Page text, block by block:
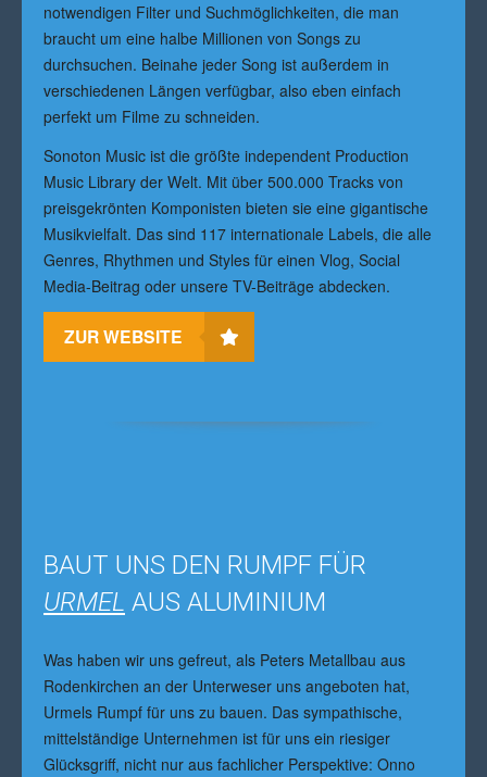
notwendigen Filter und Suchmöglichkeiten, die man
braucht um eine halbe Millionen von Songs zu
durchsuchen. Beinahe jeder Song ist außerdem in
verschiedenen Längen verfügbar, also eben einfach
perfekt um Filme zu schneiden.
Sonoton Music ist die größte independent Production
Music Library der Welt. Mit über 500.000 Tracks von
preisgekrönten Komponisten bieten sie eine gigantische
Musikvielfalt. Das sind 117 internationale Labels, die alle
Genres, Rhythmen und Styles für einen Vlog, Social
Media-Beitrag oder unsere TV-Beiträge abdecken.
ZUR WEBSITE
BAUT UNS DEN RUMPF FÜR
URMEL AUS ALUMINIUM
Was haben wir uns gefreut, als Peters Metallbau aus
Rodenkirchen an der Unterweser uns angeboten hat,
Urmels Rumpf für uns zu bauen. Das sympathische,
mittelständige Unternehmen ist für uns ein riesiger
Glücksgriff, nicht nur aus fachlicher Perspektive: Onno